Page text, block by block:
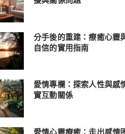
分手後的重建：療癒心靈
自信的實用指南
愛情專欄：探索人性與感
實互動關係